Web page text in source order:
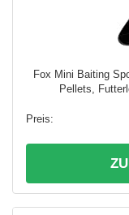
Fox Mini Baiting
Pellets,